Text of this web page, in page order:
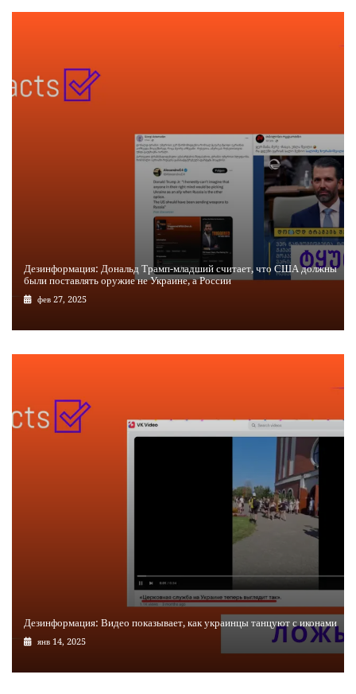
Дезинформация: Дональд Трамп-младший считает, что США должны
были поставлять оружие не Украине, а России
фев 27, 2025
Дезинформация: Видео показывает, как украинцы танцуют с иконами
янв 14, 2025